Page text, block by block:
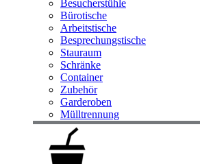
Besucherstühle
Bürotische
Arbeitstische
Besprechungstische
Stauraum
Schränke
Container
Zubehör
Garderoben
Mülltrennung